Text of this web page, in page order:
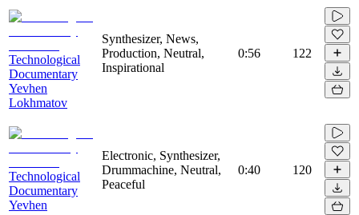
Technological
Documentary
Yevhen
Lokhmatov
Synthesizer, News,
Production, Neutral,
Inspirational
0:56 122
Technological
Documentary
Yevhen
Electronic, Synthesizer,
Drummachine, Neutral,
Peaceful
0:40 120